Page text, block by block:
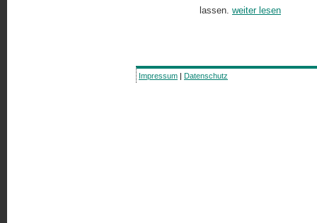
lassen. weiter lesen
Impressum | Datenschutz